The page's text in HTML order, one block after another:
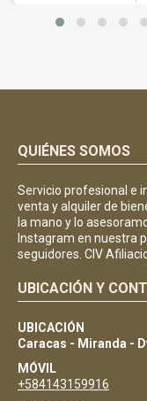
QUIÉNES SOMOS
Servicio profesional e
venta y alquiler de
la mano y lo
Instagram en nuestra
seguidores. CIV
UBICACIÓN Y
UBICACIÓN
Caracas - Miranda -
MÓVIL
+584143159916